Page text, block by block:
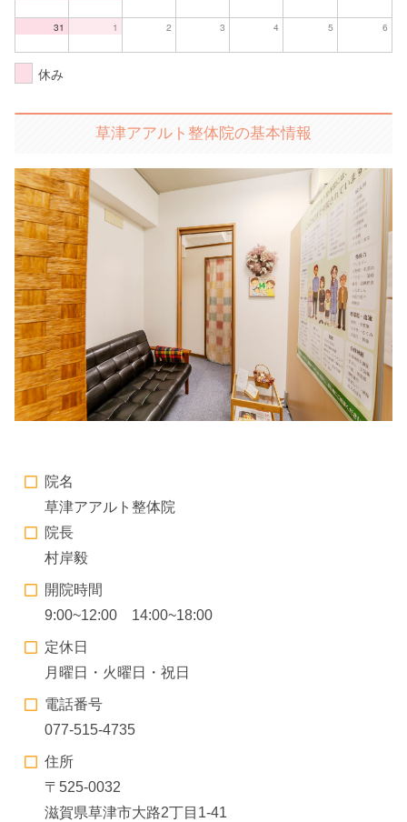
31 1 2 3 4 5 6
休み
草津アアルト整体院の基本情報
院名
草津アアルト整体院
院長
村岸毅
開院時間
9:00~12:00 14:00~18:00
定休日
月曜日・火曜日・祝日
電話番号
077-515-4735
住所
〒525-0032
滋賀県草津市大路2丁目1-41